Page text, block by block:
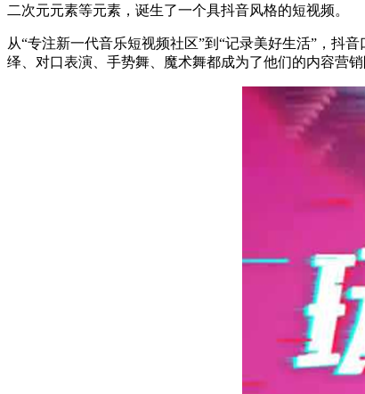
二次元元素等元素，诞生了一个具抖音风格的短视频。
从“专注新一代音乐短视频社区”到“记录美好生活”，抖
绎、对口表演、手势舞、魔术舞都成为了他们的内容营销